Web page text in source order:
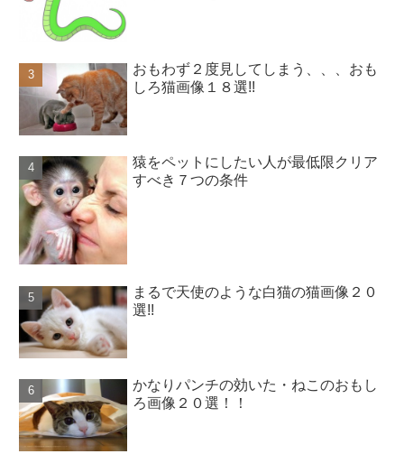
おもわず２度見してしまう、、、おも
しろ猫画像１８選!!
猿をペットにしたい人が最低限クリア
すべき７つの条件
まるで天使のような白猫の猫画像２０
選!!
かなりパンチの効いた・ねこのおもし
ろ画像２０選！！